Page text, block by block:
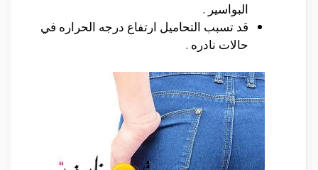
البواسير .
قد تسبب التحاميل ارتفاع درجه الحراره في
حالات نادره .